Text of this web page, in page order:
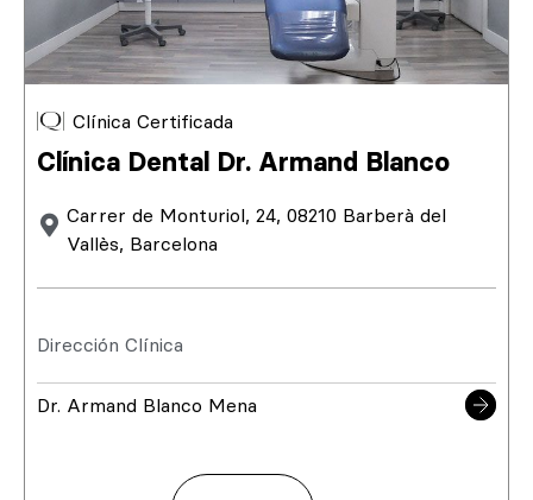
Clínica Certificada
Clínica Dental Dr. Armand Blanco
Carrer de Monturiol, 24, 08210 Barberà del
Vallès, Barcelona
Dirección Clínica
Dr. Armand Blanco Mena